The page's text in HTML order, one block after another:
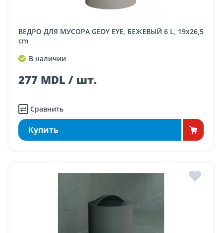
ВЕДРО ДЛЯ МУСОРА GEDY EYE, БЕЖЕВЫЙ 6 L, 19x26,5
cm
В наличии
277 MDL / шт.
Сравнить
Купить